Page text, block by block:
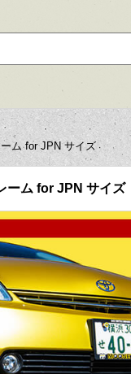
ム for JPN サイズ
ーム for JPN サイズ